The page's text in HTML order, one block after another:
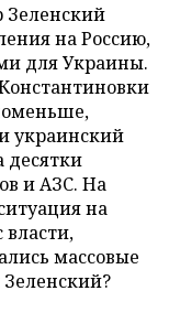
Зеленский
на Россию,
для Украины.
украинский
десятки
и АЗС. На
на
массовые
Зеленский?